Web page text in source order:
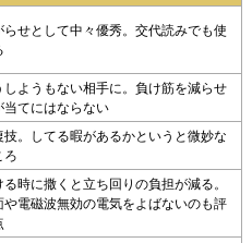
らせとして中々優秀。交代読みでも使
しようもない相手に。負け筋を減らせ
当てにはならない
技。してる暇があるかというと微妙な
ろ
る時に撒くと立ち回りの負担が減る。
や電磁波無効の電気をよばないのも評